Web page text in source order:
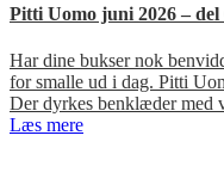
Pitti Uomo juni 2026 – del
Har dine bukser nok
for smalle ud i dag. Pitti
Der dyrkes benklæder med
Læs mere